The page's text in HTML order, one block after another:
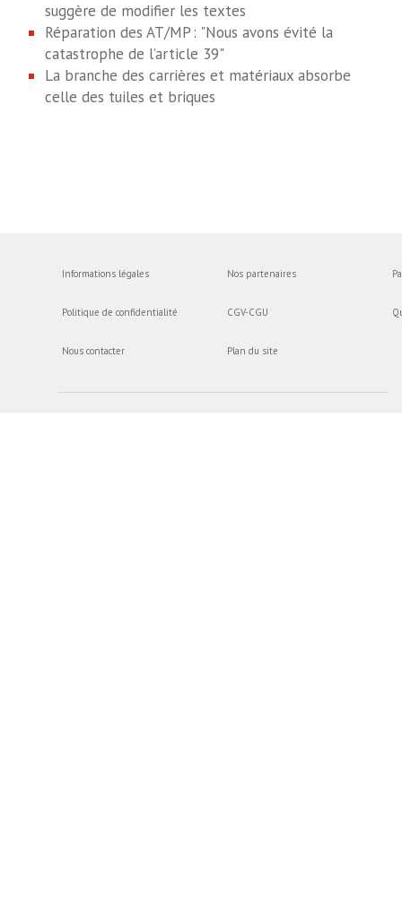
suggère de modifier les textes
Réparation des AT/MP : "Nous avons évité la
catastrophe de l’article 39"
La branche des carrières et matériaux absorbe
celle des tuiles et briques
Informations légales
Politique de confidentialité
Nous contacter
Nos partenaires
CGV-CGU
Plan du site